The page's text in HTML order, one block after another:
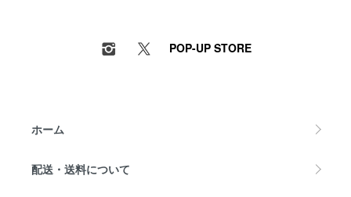
POP-UP STORE
ホーム
配送・送料について